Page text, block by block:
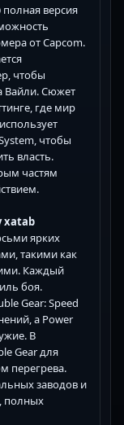
полная версия
от Capcom.
чтобы
Вайли. Сюжет
где мир
чтобы
власть.
частям
xatab
ярких
такими как
Каждый
боя.
Gear: Speed
а Power
В
Gear для
перегрева.
заводов и
полных